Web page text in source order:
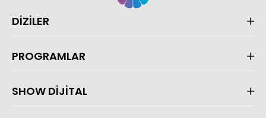
DİZİLER
PROGRAMLAR
SHOW DİJİTAL